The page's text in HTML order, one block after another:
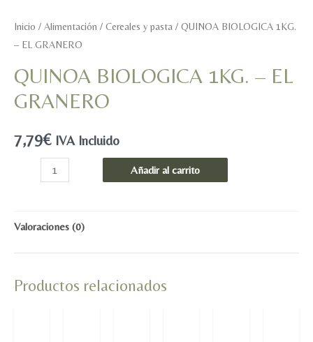
Inicio / Alimentación / Cereales y pasta / QUINOA BIOLOGICA 1KG.
– EL GRANERO
QUINOA BIOLOGICA 1KG. – EL
GRANERO
7,79€ IVA Incluido
QUINOA
BIOLOGICA
-
cantidad
Añadir al carrito
Valoraciones (0)
Productos relacionados